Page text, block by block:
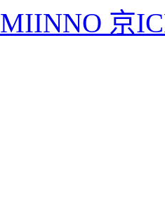
MIINNO 京